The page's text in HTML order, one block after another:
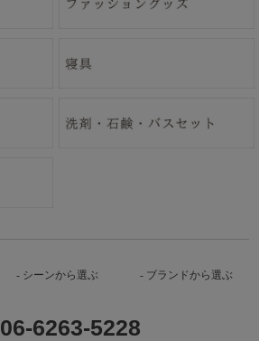
シーンから選ぶ ブランドから選ぶ
06-6263-5228